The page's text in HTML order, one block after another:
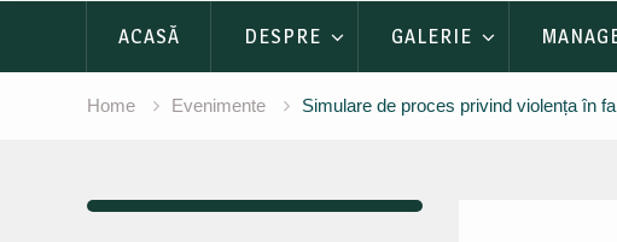
ACASĂ DESPRE GALERIE
Home Evenimente Simulare de proces privind violența în